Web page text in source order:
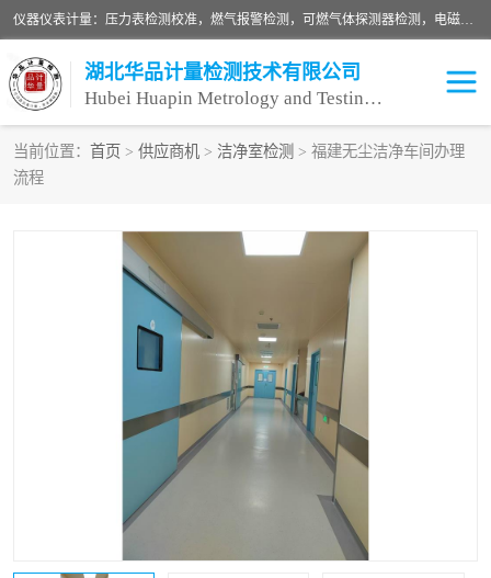
仪器仪表计量：压力表检测校准，燃气报警检测，可燃气体探测器检测，电磁流量计检测校准，明渠流量计检测，千斤顶检测标定，仪器校准，量具校准，仪表检测，仪器检测，计量设备校准；洁净室检测：洁净度检测，洁净厂房检测，无尘洁净室检测，悬浮粒子检测，*过滤器检测；安全阀校验：安全阀校验，安全阀检验，安全阀检测，安全阀年检，安全阀校正，安全阀校准；
湖北华品计量检测技术有限公司
Hubei Huapin Metrology and Testing Technology Co. , Ltd.
当前位置： 首页 > 供应商机 > 洁净室检测 > 福建无尘洁净车间办理
流程
仪器仪表计量
计量设备校准
可燃气体探测器